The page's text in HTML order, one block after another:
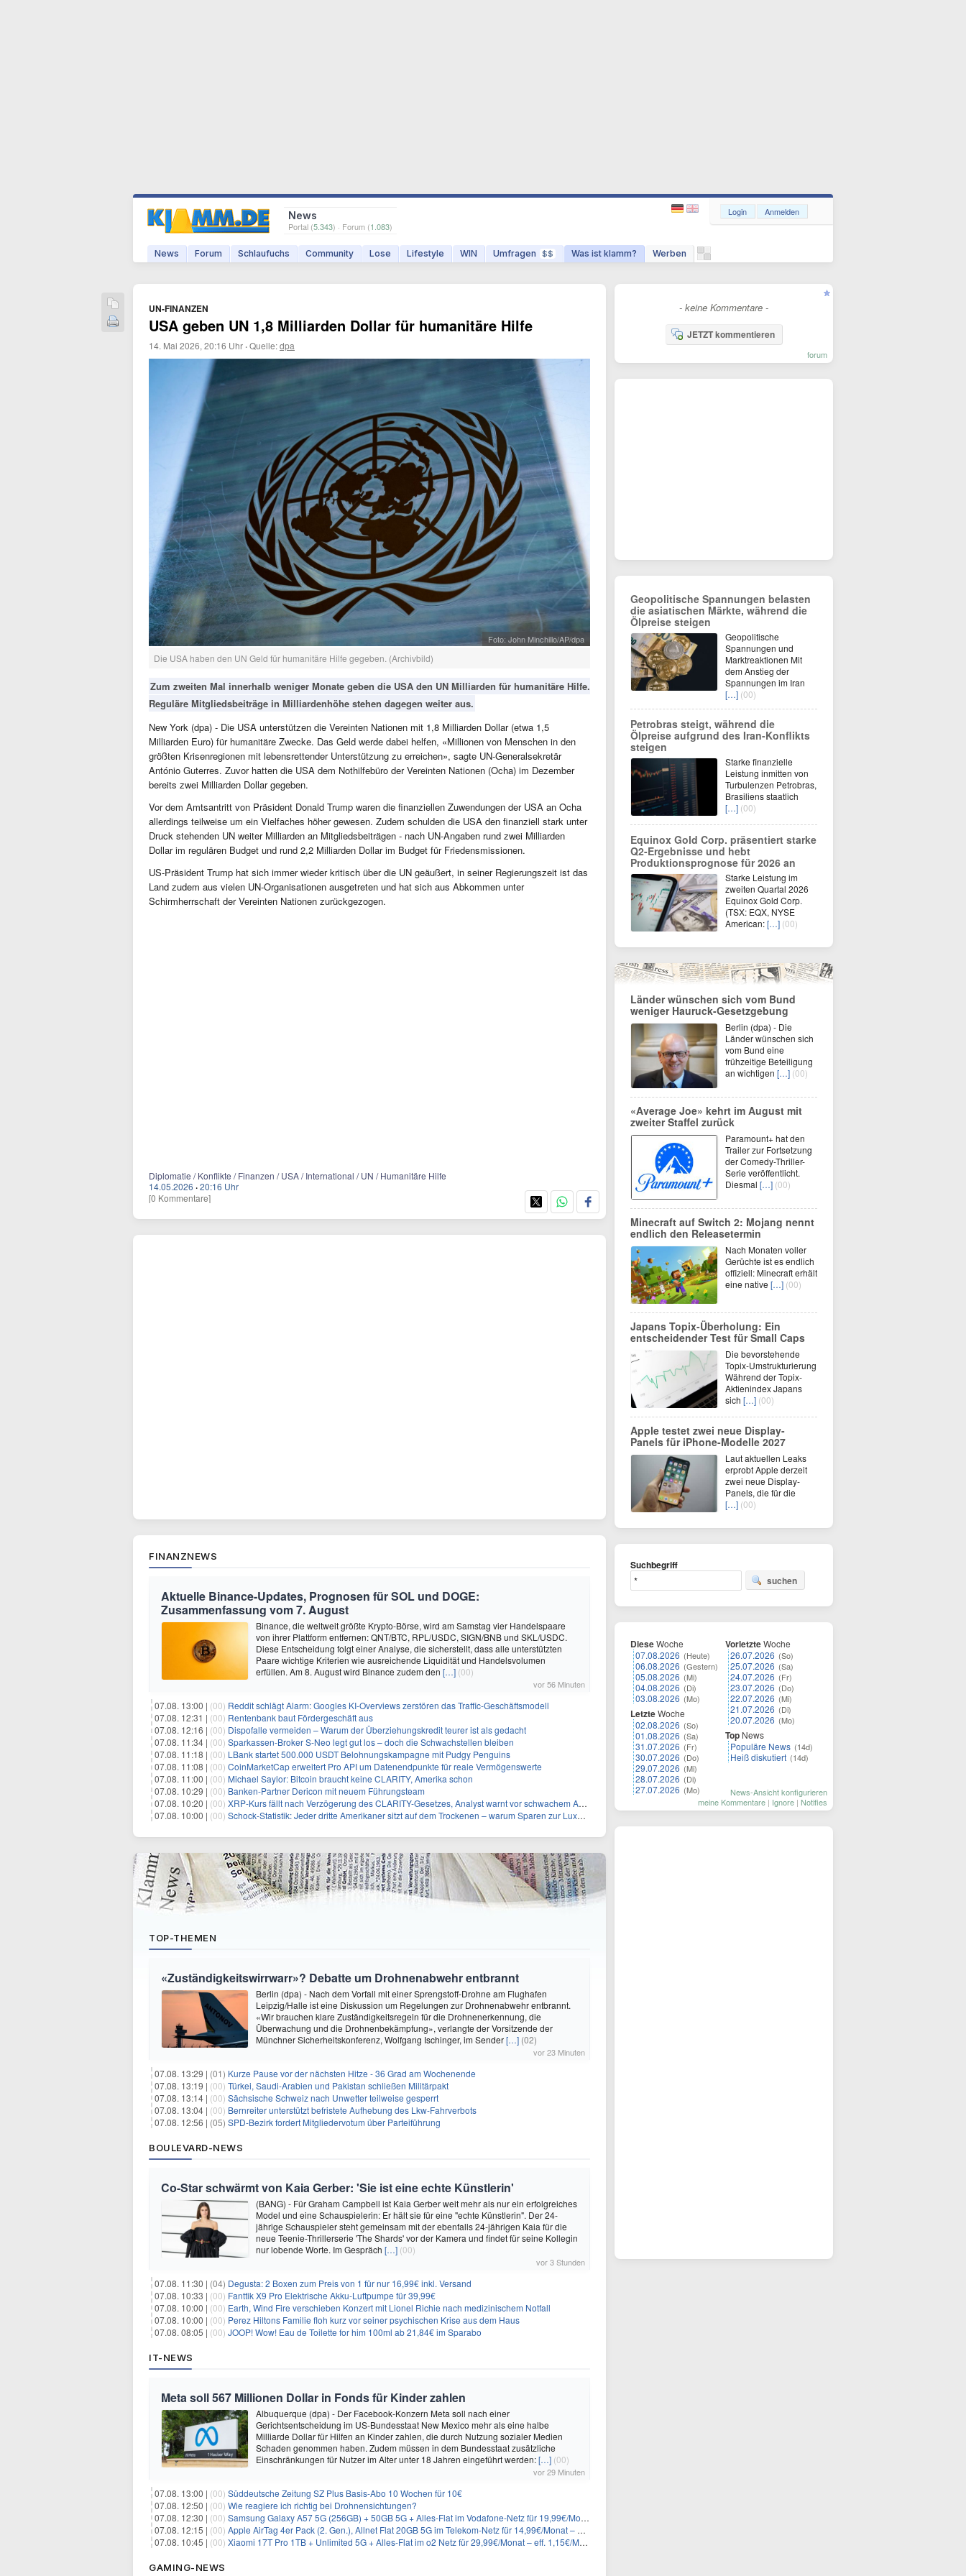
News
Portal (5.343) · Forum (1.083)
News Forum Schlaufuchs Community Lose Lifestyle WIN Umfragen $$ Was ist klamm? Werben
Login Anmelden
UN-FINANZEN
USA geben UN 1,8 Milliarden Dollar für humanitäre Hilfe
14. Mai 2026, 20:16 Uhr ·Quelle:dpa
Foto: John Minchillo/AP/dpa
Die USA haben den UN Geld für humanitäre Hilfe gegeben. (Archivbild)
Zum zweiten Mal innerhalb weniger Monate geben die USA den UN Milliarden für humanitäre Hilfe.
Reguläre Mitgliedsbeiträge in Milliardenhöhe stehen dagegen weiter aus.
New York (dpa) - Die USA unterstützen die Vereinten Nationen mit 1,8 Milliarden Dollar (etwa 1,5
Milliarden Euro) für humanitäre Zwecke. Das Geld werde dabei helfen, «Millionen von Menschen in den
größten Krisenregionen mit lebensrettender Unterstützung zu erreichen», sagte UN-Generalsekretär
António Guterres. Zuvor hatten die USA dem Nothilfebüro der Vereinten Nationen (Ocha) im Dezember
bereits zwei Milliarden Dollar gegeben.
Vor dem Amtsantritt von Präsident Donald Trump waren die finanziellen Zuwendungen der USA an Ocha
allerdings teilweise um ein Vielfaches höher gewesen. Zudem schulden die USA den finanziell stark unter
Druck stehenden UN weiter Milliarden an Mitgliedsbeiträgen - nach UN-Angaben rund zwei Milliarden
Dollar im regulären Budget und rund 2,2 Milliarden Dollar im Budget für Friedensmissionen.
US-Präsident Trump hat sich immer wieder kritisch über die UN geäußert, in seiner Regierungszeit ist das
Land zudem aus vielen UN-Organisationen ausgetreten und hat sich aus Abkommen unter
Schirmherrschaft der Vereinten Nationen zurückgezogen.
Diplomatie / Konflikte / Finanzen / USA / International / UN / Humanitäre Hilfe
14.05.2026 ·20:16 Uhr
[0 Kommentare]
FINANZNEWS
Aktuelle Binance-Updates, Prognosen für SOL und DOGE:
Zusammenfassung vom 7. August
Binance, die weltweit größte Krypto-Börse, wird am Samstag vier Handelspaare
von ihrer Plattform entfernen: QNT/BTC, RPL/USDC, SIGN/BNB und SKL/USDC.
Diese Entscheidung folgt einer Analyse, die sicherstellt, dass alle unterstützten
Paare wichtige Kriterien wie ausreichende Liquidität und Handelsvolumen
erfüllen. Am 8. August wird Binance zudem den […] (00)
vor 56 Minuten
07.08. 13:00 | (00) Reddit schlägt Alarm: Googles KI-Overviews zerstören das Traffic-Geschäftsmodell
07.08. 12:31 | (00) Rentenbank baut Fördergeschäft aus
07.08. 12:16 | (00) Dispofalle vermeiden – Warum der Überziehungskredit teurer ist als gedacht
07.08. 11:34 | (00) Sparkassen-Broker S-Neo legt gut los – doch die Schwachstellen bleiben
07.08. 11:18 | (00) LBank startet 500.000 USDT Belohnungskampagne mit Pudgy Penguins
07.08. 11:08 | (00) CoinMarketCap erweitert Pro API um Datenendpunkte für reale Vermögenswerte
07.08. 11:00 | (00) Michael Saylor: Bitcoin braucht keine CLARITY, Amerika schon
07.08. 10:29 | (00) Banken-Partner Dericon mit neuem Führungsteam
07.08. 10:20 | (00) XRP-Kurs fällt nach Verzögerung des CLARITY-Gesetzes, Analyst warnt vor schwachem August-Trend
07.08. 10:00 | (00) Schock-Statistik: Jeder dritte Amerikaner sitzt auf dem Trockenen – warum Sparen zur Luxus-Aktivität wird
TOP-THEMEN
«Zuständigkeitswirrwarr»? Debatte um Drohnenabwehr entbrannt
Berlin (dpa) - Nach dem Vorfall mit einer Sprengstoff-Drohne am Flughafen
Leipzig/Halle ist eine Diskussion um Regelungen zur Drohnenabwehr entbrannt.
«Wir brauchen klare Zuständigkeitsregeln für die Drohnenerkennung, die
Überwachung und die Drohnenbekämpfung», verlangte der Vorsitzende der
Münchner Sicherheitskonferenz, Wolfgang Ischinger, im Sender[…] (02)
vor 23 Minuten
07.08. 13:29 | (01) Kurze Pause vor der nächsten Hitze - 36 Grad am Wochenende
07.08. 13:19 | (00) Türkei, Saudi-Arabien und Pakistan schließen Militärpakt
07.08. 13:14 | (00) Sächsische Schweiz nach Unwetter teilweise gesperrt
07.08. 13:04 | (00) Bernreiter unterstützt befristete Aufhebung des Lkw-Fahrverbots
07.08. 12:56 | (05) SPD-Bezirk fordert Mitgliedervotum über Parteiführung
BOULEVARD-NEWS
Co-Star schwärmt von Kaia Gerber: 'Sie ist eine echte Künstlerin'
(BANG) - Für Graham Campbell ist Kaia Gerber weit mehr als nur ein erfolgreiches
Model und eine Schauspielerin: Er hält sie für eine "echte Künstlerin". Der 24-
jährige Schauspieler steht gemeinsam mit der ebenfalls 24-jährigen Kaia für die
neue Teenie-Thrillerserie 'The Shards' vor der Kamera und findet für seine Kollegin
nur lobende Worte. Im Gespräch […] (00)
vor 3 Stunden
07.08. 11:30 | (04) Degusta: 2 Boxen zum Preis von 1 für nur 16,99€ inkl. Versand
07.08. 10:33 | (00) Fanttik X9 Pro Elektrische Akku-Luftpumpe für 39,99€
07.08. 10:00 | (00) Earth, Wind Fire verschieben Konzert mit Lionel Richie nach medizinischem Notfall
07.08. 10:00 | (00) Perez Hiltons Familie floh kurz vor seiner psychischen Krise aus dem Haus
07.08. 08:05 | (00) JOOP! Wow! Eau de Toilette for him 100ml ab 21,84€ im Sparabo
IT-NEWS
Meta soll 567 Millionen Dollar in Fonds für Kinder zahlen
Albuquerque (dpa) - Der Facebook-Konzern Meta soll nach einer
Gerichtsentscheidung im US-Bundesstaat New Mexico mehr als eine halbe
Milliarde Dollar für Hilfen an Kinder zahlen, die durch Nutzung sozialer Medien
Schaden genommen haben. Zudem müssen in dem Bundesstaat zusätzliche
Einschränkungen für Nutzer im Alter unter 18 Jahren eingeführt werden:[…] (00)
vor 29 Minuten
07.08. 13:00 | (00) Süddeutsche Zeitung SZ Plus Basis-Abo 10 Wochen für 10€
07.08. 12:50 | (00) Wie reagiere ich richtig bei Drohnensichtungen?
07.08. 12:30 | (00) Samsung Galaxy A57 5G (256GB) + 50GB 5G + Alles-Flat im Vodafone-Netz für 19,99€/Monat – eff. 2,36€/Monat
07.08. 12:15 | (00) Apple AirTag 4er Pack (2. Gen.), Allnet Flat 20GB 5G im Telekom-Netz für 14,99€/Monat – eff. 2,07€/Monat
07.08. 10:45 | (00) Xiaomi 17T Pro 1TB + Unlimited 5G + Alles-Flat im o2 Netz für 29,99€/Monat – eff. 1,15€/Monat
GAMING-NEWS
- keine Kommentare -
JETZT kommentieren
forum
Geopolitische Spannungen belasten
die asiatischen Märkte, während die
Ölpreise steigen
Geopolitische
Spannungen und
Marktreaktionen Mit
dem Anstieg der
Spannungen im Iran
[…] (00)
Petrobras steigt, während die
Ölpreise aufgrund des Iran-Konflikts
steigen
Starke finanzielle
Leistung inmitten von
Turbulenzen Petrobras,
Brasiliens staatlich
[…] (00)
Equinox Gold Corp. präsentiert starke
Q2-Ergebnisse und hebt
Produktionsprognose für 2026 an
Starke Leistung im
zweiten Quartal 2026
Equinox Gold Corp.
(TSX: EQX, NYSE
American:[…] (00)
Länder wünschen sich vom Bund
weniger Hauruck-Gesetzgebung
Berlin (dpa) - Die
Länder wünschen sich
vom Bund eine
frühzeitige Beteiligung
an wichtigen […] (00)
«Average Joe» kehrt im August mit
zweiter Staffel zurück
Paramount+ hat den
Trailer zur Fortsetzung
der Comedy-Thriller-
Serie veröffentlicht.
Diesmal […] (00)
Minecraft auf Switch 2: Mojang nennt
endlich den Releasetermin
Nach Monaten voller
Gerüchte ist es endlich
offiziell: Minecraft erhält
eine native […] (00)
Japans Topix-Überholung: Ein
entscheidender Test für Small Caps
Die bevorstehende
Topix-Umstrukturierung
Während der Topix-
Aktienindex Japans
sich […] (00)
Apple testet zwei neue Display-
Panels für iPhone-Modelle 2027
Laut aktuellen Leaks
erprobt Apple derzeit
zwei neue Display-
Panels, die für die
[…] (00)
Suchbegriff
suchen
DieseWoche
07.08.2026 (Heute)
06.08.2026 (Gestern)
05.08.2026 (Mi)
04.08.2026 (Di)
03.08.2026 (Mo)
LetzteWoche
02.08.2026 (So)
01.08.2026 (Sa)
31.07.2026 (Fr)
30.07.2026 (Do)
29.07.2026 (Mi)
28.07.2026 (Di)
27.07.2026 (Mo)
VorletzteWoche
26.07.2026 (So)
25.07.2026 (Sa)
24.07.2026 (Fr)
23.07.2026 (Do)
22.07.2026 (Mi)
21.07.2026 (Di)
20.07.2026 (Mo)
Top News
Populäre News (14d)
Heiß diskutiert (14d)
News-Ansicht konfigurieren
meine Kommentare | Ignore | Notifies